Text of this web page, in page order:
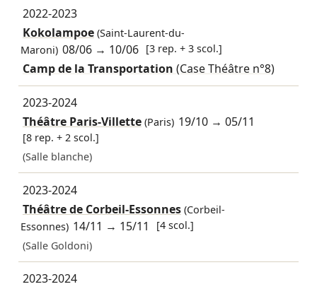
2022-2023
Kokolampoe(Saint-Laurent-du-
Maroni) 08/06 → 10/06 [3 rep. + 3 scol.]
Camp de la Transportation (Case Théâtre n°8)
2023-2024
Théâtre Paris-Villette(Paris) 19/10 →05/11
[8 rep. + 2 scol.]
(Salle blanche)
2023-2024
Théâtre de Corbeil-Essonnes(Corbeil-
Essonnes) 14/11 → 15/11
[4 scol.]
(Salle Goldoni)
2023-2024